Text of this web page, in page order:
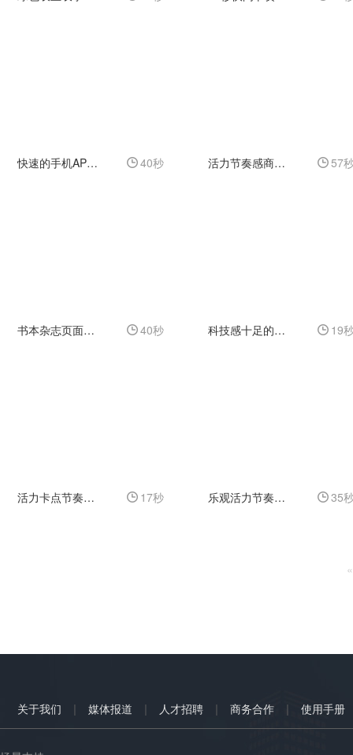
快速的手机APP应用程序宣传开场广告动画 40秒 活力节奏感商务活动宣传视频 57
书本杂志页面翻动展示的年度回顾画册 40秒 科技感十足的蓝色新闻片头动画 19
活力卡点节奏感干净图像组合展示片头 17秒 乐观活力节奏感图形排版片头 35
«
关于我们 | 媒体报道 | 人才招聘 | 商务合作 | 使用手册